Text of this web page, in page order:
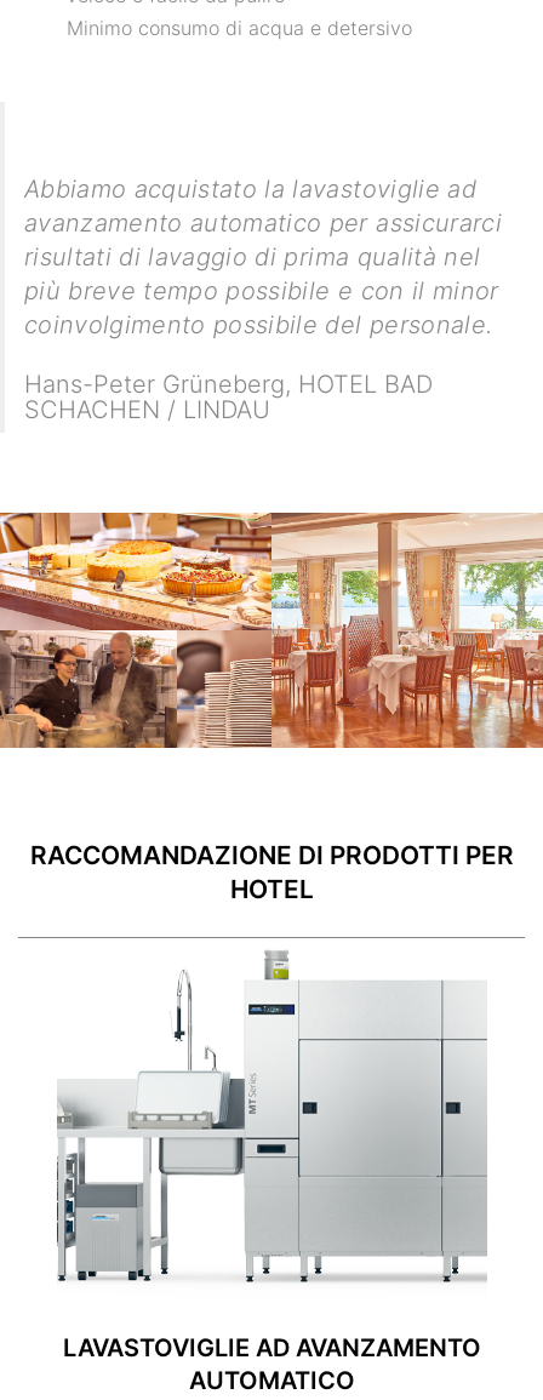
Minimo consumo di acqua e detersivo
Abbiamo acquistato la lavastoviglie ad
avanzamento automatico per assicurarci
risultati di lavaggio di prima qualità nel
più breve tempo possibile e con il minor
coinvolgimento possibile del personale.
Hans-Peter Grüneberg, HOTEL BAD
SCHACHEN / LINDAU
RACCOMANDAZIONE DI PRODOTTI PER
HOTEL
LAVASTOVIGLIE AD AVANZAMENTO
AUTOMATICO